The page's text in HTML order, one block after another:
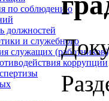
по соблюдению
должностей
и служебного
служащих (работников)
коррупции